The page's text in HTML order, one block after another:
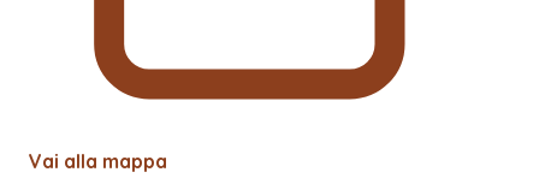
Vai alla mappa